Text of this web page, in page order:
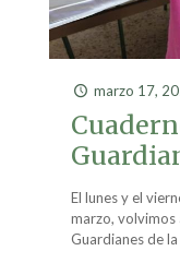
marzo 17,
El lunes y el
marzo, volvimos
Guardianes de